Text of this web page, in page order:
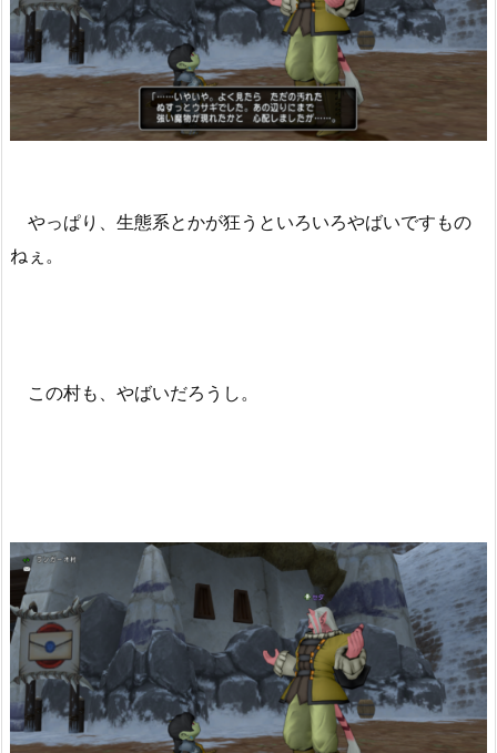
やっぱり、生態系とかが狂うといろいろやばいですもの
ねぇ。
この村も、やばいだろうし。